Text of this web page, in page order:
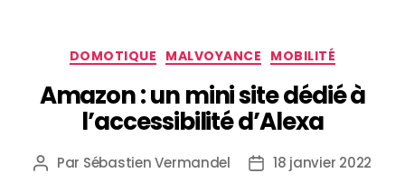
DOMOTIQUE MALVOYANCE MOBILITÉ
Amazon : un mini site dédié à
l’accessibilité d’Alexa
Par Sébastien Vermandel 18 janvier 2022